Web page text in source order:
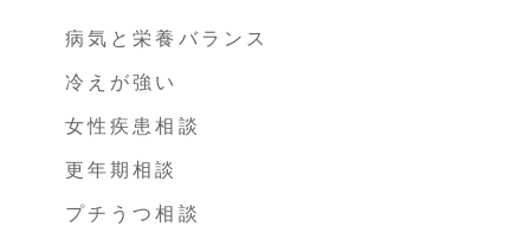
病気と栄養バランス
冷えが強い
女性疾患相談
更年期相談
プチうつ相談